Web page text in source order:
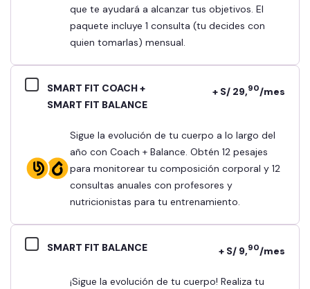
que te ayudará a alcanzar tus objetivos. El
paquete incluye 1 consulta (tu decides con
quien tomarlas) mensual.
SMART FIT COACH +
SMART FIT BALANCE
+ S/ 29,90/mes
Sigue la evolución de tu cuerpo a lo largo del
año con Coach + Balance. Obtén 12 pesajes
para monitorear tu composición corporal y 12
consultas anuales con profesores y
nutricionistas para tu entrenamiento.
SMART FIT BALANCE + S/ 9,90/mes
¡Sigue la evolución de tu cuerpo! Realiza tu